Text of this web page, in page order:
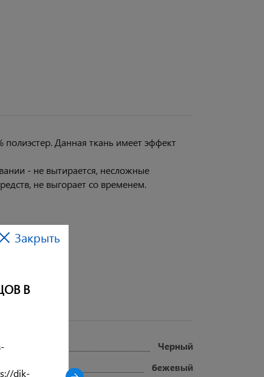
Данная ткань имеет эффект
- не вытирается, несложные
не выгорает со временем.
Черный
бежевый
Закрыть
В
dik-